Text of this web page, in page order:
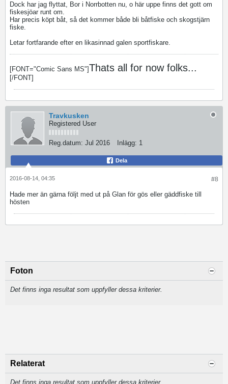
Dock har jag flyttat, Bor i Norrbotten nu, o här uppe finns det gott om
fiskesjöar runt om.
Har precis köpt båt, så det kommer både bli båtfiske och skogstjärn
fiske.
Letar fortfarande efter en likasinnad galen sportfiskare.
[FONT="Comic Sans MS"]Thats all for now folks...
[/FONT]
Travkusken
Registered User
Reg.datum: Jul 2016 Inlägg: 1
Dela
#8
2016-08-14, 04:35
Hade mer än gärna följt med ut på Glan för gös eller gäddfiske till
hösten
Foton
Det finns inga resultat som uppfyller dessa kriterier.
Relaterat
Det finns inga resultat som uppfyller dessa kriterier.